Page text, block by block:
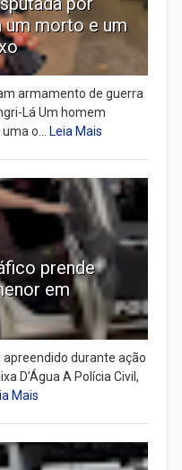
morto e um
armamento de guerra
Lá Um homem
o...
Leia Mais
prende
em
durante ação
D’Água A Polícia Civil,
Mais